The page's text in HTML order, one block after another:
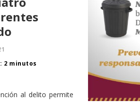
2 minutos
al delito permite